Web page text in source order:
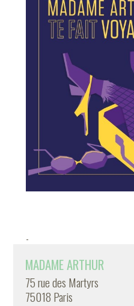
-
MADAME ARTHUR
75 rue des Martyrs
75018 Paris